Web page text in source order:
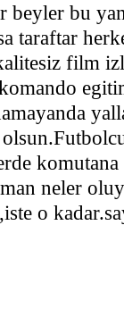
bu
taraftar
film
neler
o